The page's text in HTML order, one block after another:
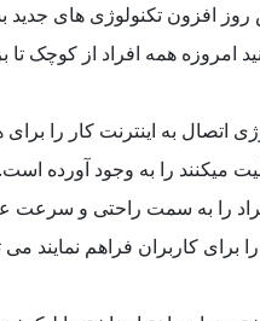
روز افزون تکنولوژی های
امروزه همه افراد از
اتصال به اینترنت کار را
میکنند را به وجود آورده است.
را به سمت راحتی و
برای کاربران فراهم نمایند